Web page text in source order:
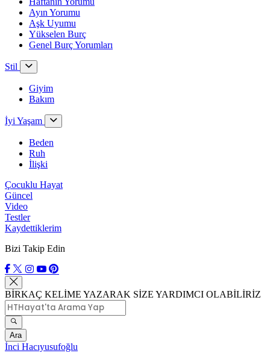
Ayın Yorumu
Aşk Uyumu
Yükselen Burç
Genel Burç Yorumları
Stil
Giyim
Bakım
İyi Yaşam
Beden
Ruh
İlişki
Çocuklu Hayat
Güncel
Video
Testler
Kaydettiklerim
Bizi Takip Edin
BİRKAÇ KELİME YAZARAK SİZE YARDIMCI OLABİLİRİZ
Ara
İnci Hacıyusufoğlu